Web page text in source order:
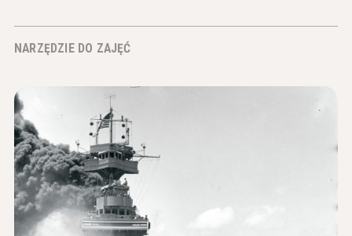
O NHD ®
Zaangażować się
NARZĘDZIE DO ZAJĘĆ